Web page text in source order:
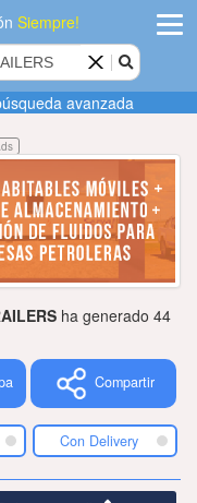
Siempre!
Agregar
empresa
Actualizar
datos
Publicidad
Tiendacores
Contactenos
avanzada
ha generado 44
Compartir
Con Delivery